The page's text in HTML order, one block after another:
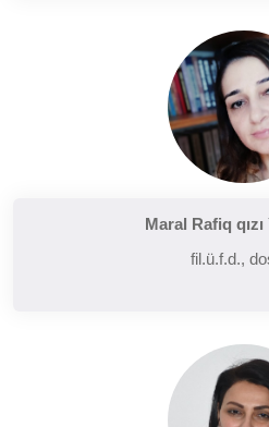
Maral Rafiq
fil.ü.f.d.,